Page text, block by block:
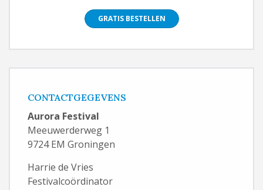
GRATIS BESTELLEN
CONTACTGEGEVENS
Aurora Festival
Meeuwerderweg 1
9724 EM Groningen
Harrie de Vries
Festivalcoördinator